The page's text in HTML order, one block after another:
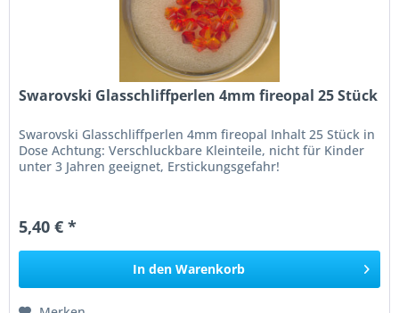
Swarovski Glasschliffperlen 4mm fireopal 25 Stück
Swarovski Glasschliffperlen 4mm fireopal Inhalt 25 Stück in
Dose Achtung: Verschluckbare Kleinteile, nicht für Kinder
unter 3 Jahren geeignet, Erstickungsgefahr!
5,40 € *
In den Warenkorb